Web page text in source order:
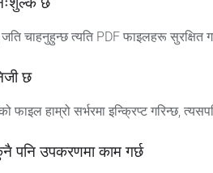
जति चाहनुहुन्छ त्यति PDF फाइलहरू
छ
फाइल हाम्रो सर्भरमा इन्क्रिप्ट गरिन्छ,
पनि उपकरणमा काम गर्छ